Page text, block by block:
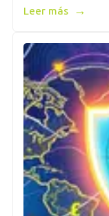
Leer más →